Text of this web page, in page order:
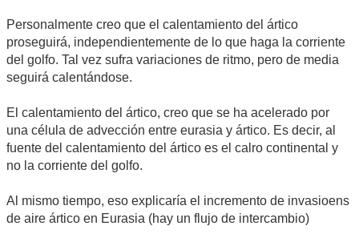
Personalmente creo que el calentamiento del ártico
proseguirá, independientemente de lo que haga la corriente
del golfo. Tal vez sufra variaciones de ritmo, pero de media
seguirá calentándose.
El calentamiento del ártico, creo que se ha acelerado por
una célula de advección entre eurasia y ártico. Es decir, al
fuente del calentamiento del ártico es el calro continental y
no la corriente del golfo.
Al mismo tiempo, eso explicaría el incremento de invasioens
de aire ártico en Eurasia (hay un flujo de intercambio)